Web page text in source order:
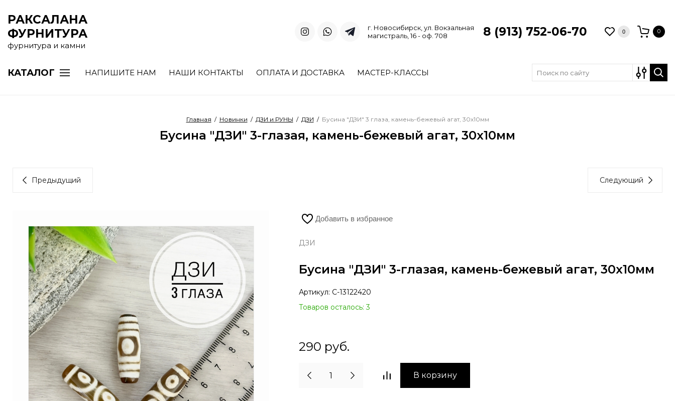
РАКСАЛАНА
ФУРНИТУРА
фурнитура и камни
г. Новосибирск, ул. Вокзальная
магистраль, 16 - оф. 708
8 (913) 752-06-70 0 0
КАТАЛОГ НАПИШИТЕ НАМ НАШИ КОНТАКТЫ ОПЛАТА И ДОСТАВКА МАСТЕР-КЛАССЫ
Главная / Новинки / ДЗИ и РУНЫ / ДЗИ / Бусина "ДЗИ" 3 глаза, камень-бежевый агат, 30х10мм
Бусина "ДЗИ" 3-глазая, камень-бежевый агат, 30х10мм
Предыдущий Следующий
Добавить в избранное
ДЗИ
Бусина "ДЗИ" 3-глазая, камень-бежевый агат, 30х10мм
Артикул: С-13122420
Товаров осталось: 3
290 руб.
В корзину